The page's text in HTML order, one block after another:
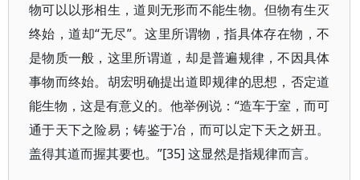
物可以以形相生，道则无形而不能生物。但物有生灭
终始，道却“无尽”。这里所谓物，指具体存在物，不
是物质一般，这里所谓道，却是普遍规律，不因具体
事物而终始。胡宏明确提出道即规律的思想，否定道
能生物，这是有意义的。他举例说：“造车于室，而可
通于天下之险易；铸鉴于冶，而可以定下天之妍丑。
盖得其道而握其要也。”[35] 这显然是指规律而言。